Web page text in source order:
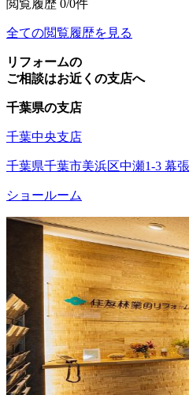
閲覧履歴 0/0件
全ての閲覧履歴を見る
リフォームの
ご相談はお近くの支店へ
千葉県の支店
千葉中央支店
千葉県千葉市美浜区中瀬1-3 幕
ショールーム